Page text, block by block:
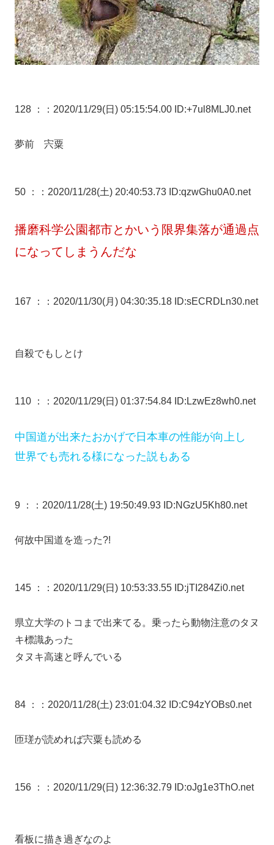
128 ： ：2020/11/29(日) 05:15:54.00 ID:+7ul8MLJ0.net
夢前 宍粟
50 ： ：2020/11/28(土) 20:40:53.73 ID:qzwGhu0A0.net
播磨科学公園都市とかいう限界集落が通過点
になってしまうんだな
167 ： ：2020/11/30(月) 04:30:35.18 ID:sECRDLn30.net
自殺でもしとけ
110 ： ：2020/11/29(日) 01:37:54.84 ID:LzwEz8wh0.net
中国道が出来たおかげで日本車の性能が向上し
世界でも売れる様になった説もある
9 ： ：2020/11/28(土) 19:50:49.93 ID:NGzU5Kh80.net
何故中国道を造った?!
145 ： ：2020/11/29(日) 10:53:33.55 ID:jTI284Zi0.net
県立大学のトコまで出来てる。乗ったら動物注意のタヌ
キ標識あった
タヌキ高速と呼んでいる
84 ： ：2020/11/28(土) 23:01:04.32 ID:C94zYOBs0.net
匝瑳が読めれば宍粟も読める
156 ： ：2020/11/29(日) 12:36:32.79 ID:oJg1e3ThO.net
看板に描き過ぎなのよ